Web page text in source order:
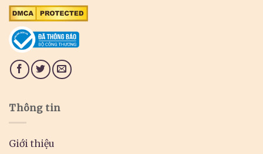
Thông tin
Giới thiệu